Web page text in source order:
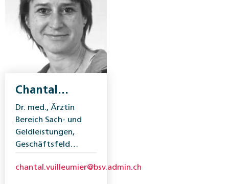
Chantal
Vuilleumier-
Hauser
Dr. med., Ärztin
Bereich Sach- und
Geldleistungen,
Geschäftsfeld
BSV.
chantal.vuilleumier@bsv.admin.ch